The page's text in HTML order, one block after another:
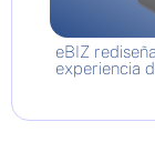
eBIZ
experiencia